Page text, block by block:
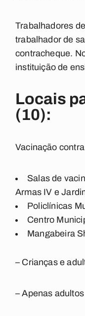
Trabalhadores
trabalhador de
contracheque.
instituição de
Locais
(10):
Vacinação
Salas de
Armas IV e
Policlínicas
Centro
Mangabeira
– Crianças e
– Apenas